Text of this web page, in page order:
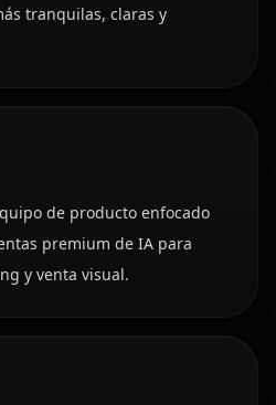
tranquilas, claras y
de producto enfocado
premium de IA para
y venta visual.